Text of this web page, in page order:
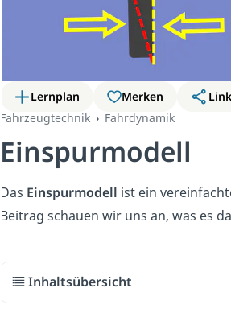
Lernplan Merken
Fahrzeugtechnik
Fahrdynamik
Einspurmodell
Das Einspurmodell ist ein
Beitrag schauen wir uns an, was es
Inhaltsübersicht